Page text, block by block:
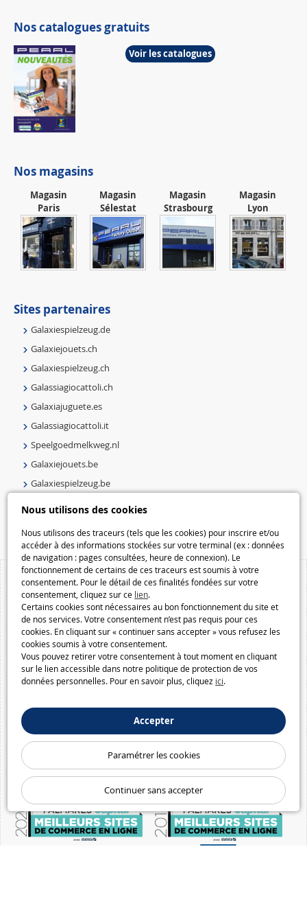
Nous utilisons des cookies
Nous utilisons des traceurs (tels que les cookies) pour inscrire et/ou
accéder à des informations stockées sur votre terminal (ex : données
de navigation : pages consultées, heure de connexion). Le
fonctionnement de certains de ces traceurs est soumis à votre
consentement. Pour le détail de ces finalités fondées sur votre
consentement, cliquez sur ce lien.
Certains cookies sont nécessaires au bon fonctionnement du site et
de nos services. Votre consentement n’est pas requis pour ces
cookies. En cliquant sur « continuer sans accepter » vous refusez les
cookies soumis à votre consentement.
Vous pouvez retirer votre consentement à tout moment en cliquant
sur le lien accessible dans notre politique de protection de vos
données personnelles. Pour en savoir plus, cliquez ici.
Accepter
Paramétrer les cookies
Continuer sans accepter
Nos catalogues gratuits
Voir les catalogues
Nos magasins
Magasin
Paris
Magasin
Sélestat
Magasin
Strasbourg
Magasin
Lyon
Sites partenaires
Galaxiespielzeug.de
Galaxiejouets.ch
Galaxiespielzeug.ch
Galassiagiocattoli.ch
Galaxiajuguete.es
Galassiagiocattoli.it
Speelgoedmelkweg.nl
Galaxiejouets.be
Galaxiespielzeug.be